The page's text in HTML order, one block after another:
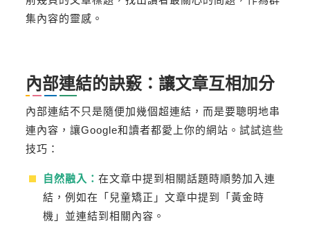
集內容的靈感。
內部連結的訣竅：讓文章互相加分
內部連結不只是隨便加幾個超連結，而是要聰明地串
連內容，讓Google和讀者都愛上你的網站。試試這些
技巧：
自然融入：在文章中提到相關話題時順勢加入連
結，例如在「兒童矯正」文章中提到「黃金時
機」並連結到相關內容。